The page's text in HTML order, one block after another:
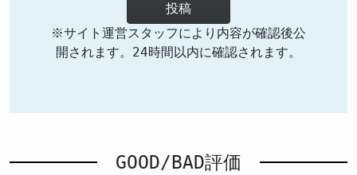
投稿
※サイト運営スタッフにより内容が確認後公
開されます。24時間以内に確認されます。
GOOD/BAD評価